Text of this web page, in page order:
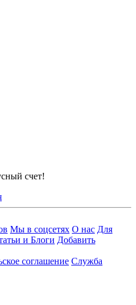
счет!
Мы в соцсетях О нас Для
и Блоги Добавить
соглашение Служба